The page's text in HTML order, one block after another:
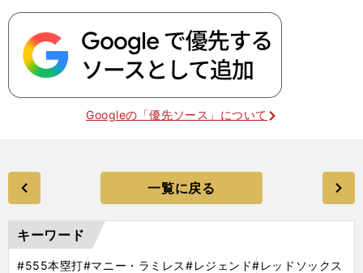
Googleの「優先ソース」について
一覧に戻る
キーワード
#555本塁打#マニー・ラミレス#レジェンド#レッドソックス